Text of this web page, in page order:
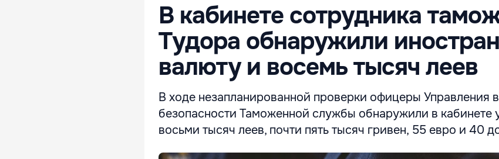
В кабинете сотрудника
Тудора обнаружили
валюту и восемь тысяч леев
В ходе незапланированной проверки офицеры Управления
безопасности Таможенной службы обнаружили в кабинете
восьми тысяч леев, почти пять тысяч гривен, 55 евро и 40